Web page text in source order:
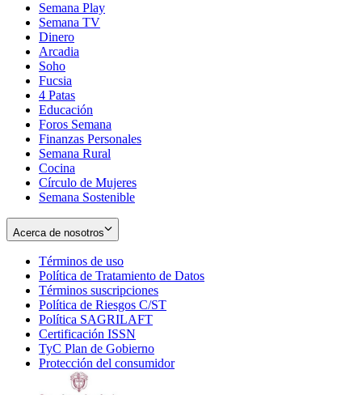
Semana Play
Semana TV
Dinero
Arcadia
Soho
in
new
window
Fucsia
in
new
window
4 Patas
Educación
Foros Semana
Finanzas Personales
Semana Rural
Cocina
Círculo de Mujeres
Semana Sostenible
Acerca de nosotros
Términos de uso
in
new
window
Política de Tratamiento de Datos
Términos suscripciones
in
Política de Riesgos C/ST
Política SAGRILAFT
new
window
Certificación ISSN
in
new
TyC Plan de Gobierno
in
Protección del consumidorOpens